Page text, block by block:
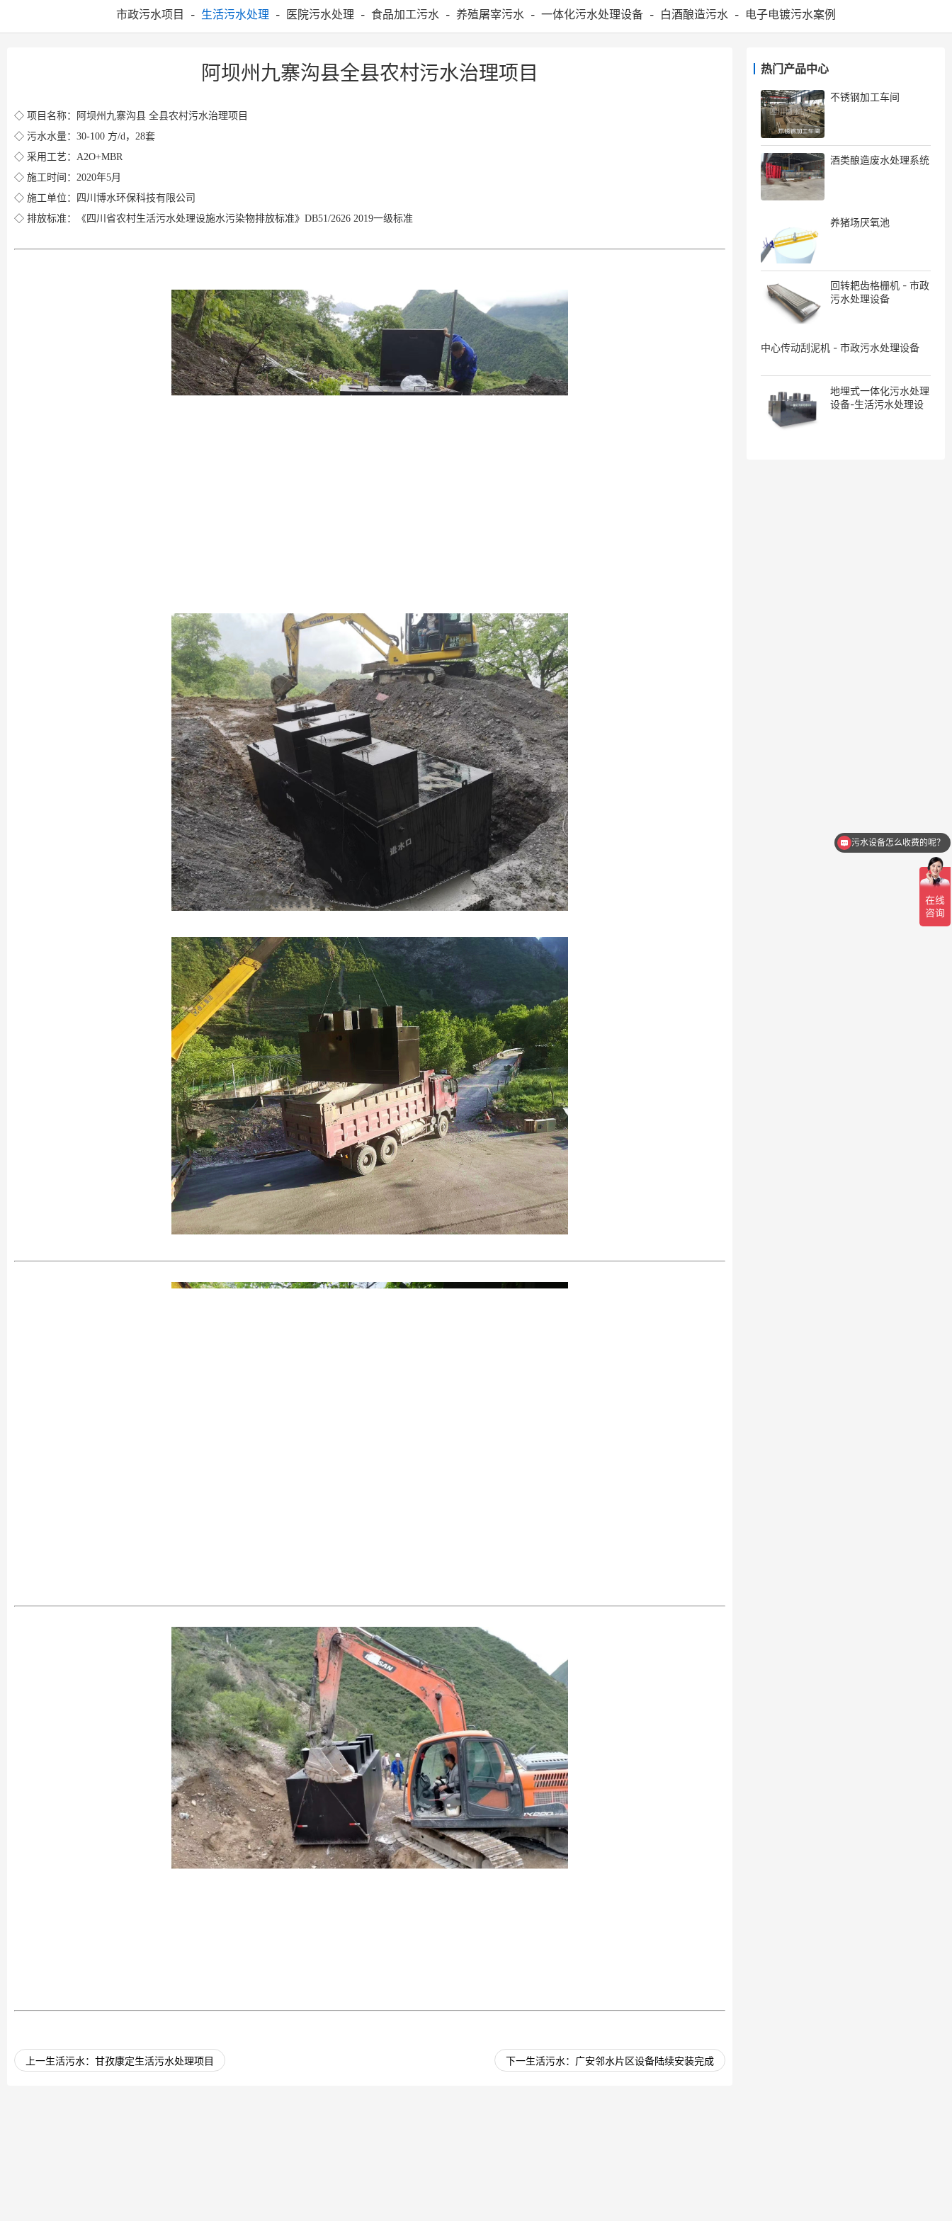
市政污水项目 - 生活污水处理 - 医院污水处理 - 食品加工污水 - 养殖屠宰污水 - 一体化污水处理设备 - 白酒酿造污水 - 电子电镀污水案例
热门产品中心
不锈钢加工车间
酒类酿造废水处理系统
养猪场厌氧池
回转耙齿格栅机 - 市政
污水处理设备
中心传动刮泥机 - 市政污水处理设备
地埋式一体化污水处理
设备-生活污水处理设
阿坝州九寨沟县全县农村污水治理项目
◇ 项目名称：阿坝州九寨沟县 全县农村污水治理项目
◇ 污水水量：30-100 方/d，28套
◇ 采用工艺：A2O+MBR
◇ 施工时间：2020年5月
◇ 施工单位：
四川博水环保科技有限公司
◇ 排放标准：《四川省农村生活污水处理设施水污染物排放标准》DB51/2626 2019一级标准
上一生活污水： 甘孜康定生活污水处理项目 下一生活污水： 广安邻水片区设备陆续安装完成
污水设备怎么收费的呢？